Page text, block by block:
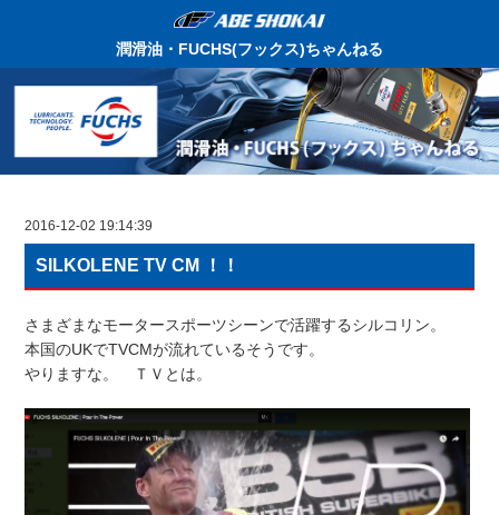
潤滑油・FUCHS(フックス)ちゃんねる
2016-12-02 19:14:39
SILKOLENE TV CM ！！
さまざまなモータースポーツシーンで活躍するシルコリン。
本国のUKでTVCMが流れているそうです。
やりますな。 ＴＶとは。